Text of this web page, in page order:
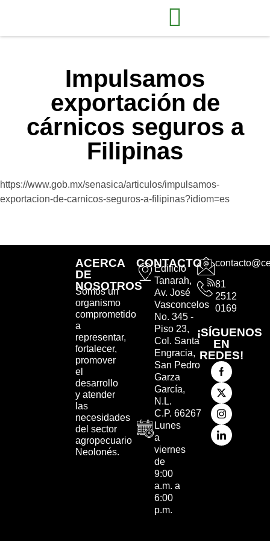
Impulsamos
exportación de
cárnicos seguros a
Filipinas
https://www.gob.mx/senasica/articulos/impulsamos-
exportacion-de-carnicos-seguros-a-filipinas?idiom=es
ACERCA
DE
NOSOTROS
Somos un
organismo
comprometido
a
representar,
fortalecer,
promover
el
desarrollo
y atender
las
necesidades
del sector
agropecuario
Neolonés.
CONTACTO
Edificio
Tanarah,
Av. José
Vasconcelos
No. 345 -
Piso 23,
Col. Santa
Engracia,
San Pedro
Garza
García,
N.L.
C.P. 66267
Lunes
a
viernes
de
9:00
a.m. a
6:00
p.m.
81
2512
0169
¡SÍGUENOS
EN
REDES!